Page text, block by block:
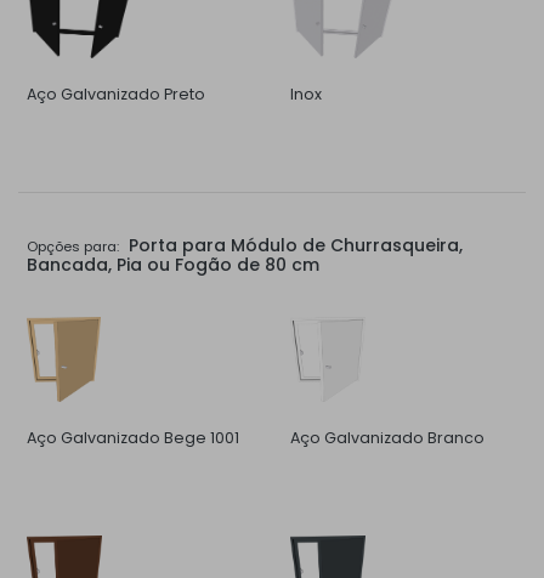
Aço Galvanizado Preto Inox
Opções para: Porta para Módulo de Churrasqueira,
Bancada, Pia ou Fogão de 80 cm
Aço Galvanizado Bege 1001 Aço Galvanizado Branco